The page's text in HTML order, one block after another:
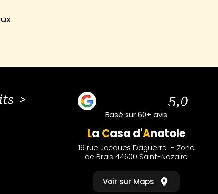
> 5,0
Basé sur60+ avis
La Casa d'Anatole
19 rue Jacques Daguerre - Zone
de Brais 44600 Saint-Nazaire
Voir sur Maps